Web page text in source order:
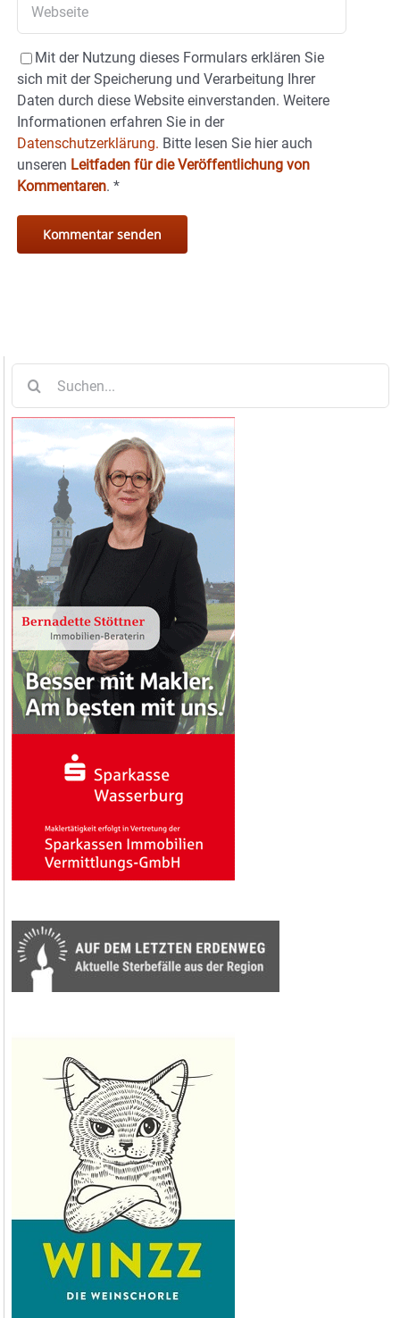
Mit der Nutzung dieses Formulars erklären Sie
sich mit der Speicherung und Verarbeitung Ihrer
Daten durch diese Website einverstanden. Weitere
Informationen erfahren Sie in der
Datenschutzerklärung. Bitte lesen Sie hier auch
unseren Leitfaden für die Veröffentlichung von
Kommentaren. *
nach: